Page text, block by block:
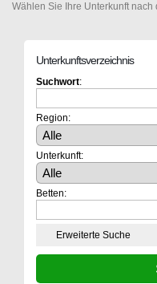
Wählen Sie Ihre Unterkunft
Unterkunftsverzeichnis
Suchwort:
Region:
Unterkunft:
Betten:
Erweiterte Suche